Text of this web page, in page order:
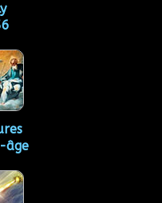
âge